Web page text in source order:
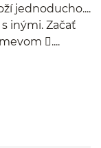
jednoducho....
inými. Začať
....